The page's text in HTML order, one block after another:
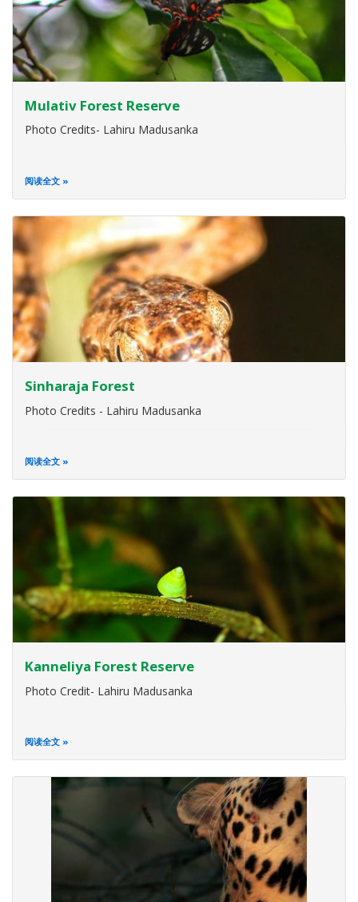
Mulativ Forest Reserve
Photo Credits- Lahiru Madusanka
阅读全文
Sinharaja Forest
Photo Credits - Lahiru Madusanka
阅读全文
Kanneliya Forest Reserve
Photo Credit- Lahiru Madusanka
阅读全文